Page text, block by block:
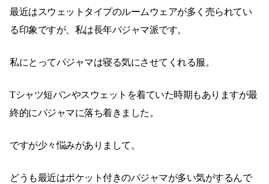
最近はスウェットタイプのルームウェアが多く売られてい
る印象ですが、私は長年パジャマ派です。
私にとってパジャマは寝る気にさせてくれる服。
Tシャツ短パンやスウェットを着ていた時期もありますが最
終的にパジャマに落ち着きました。
ですが少々悩みがありまして。
どうも最近はポケット付きのパジャマが多い気がするんで